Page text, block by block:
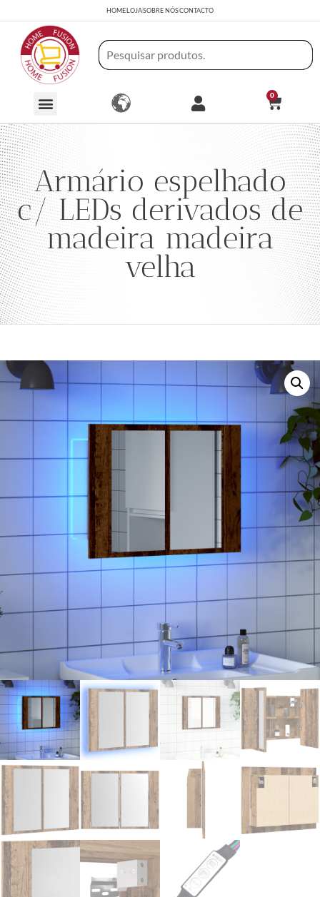
HOMELOJASOBRE NÓSCONTACTO
0
Armário espelhado
c/ LEDs derivados de
madeira madeira
velha